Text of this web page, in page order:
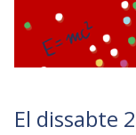
El dissabte